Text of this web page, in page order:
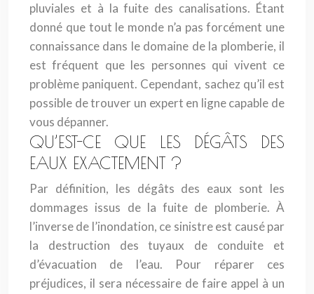
pluviales et à la fuite des canalisations. Étant
donné que tout le monde n’a pas forcément une
connaissance dans le domaine de la plomberie, il
est fréquent que les personnes qui vivent ce
problème paniquent. Cependant, sachez qu’il est
possible de trouver un expert en ligne capable de
vous dépanner.
QU’EST-CE QUE LES DÉGÂTS DES
EAUX EXACTEMENT ?
Par définition, les dégâts des eaux sont les
dommages issus de la fuite de plomberie. À
l’inverse de l’inondation, ce sinistre est causé par
la destruction des tuyaux de conduite et
d’évacuation de l’eau. Pour réparer ces
préjudices, il sera nécessaire de faire appel à un